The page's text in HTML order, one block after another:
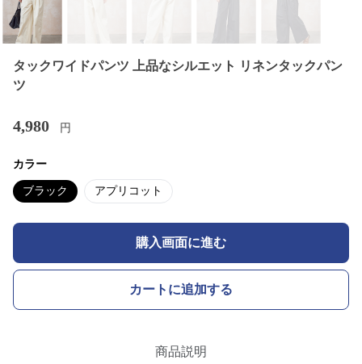
タックワイドパンツ 上品なシルエット リネンタックパン
ツ
4,980 円
カラー
ブラック アプリコット
購入画面に進む
カートに追加する
商品説明